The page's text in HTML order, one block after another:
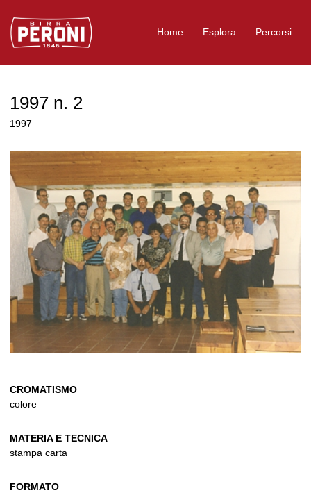
Logo Birra Peroni
Home Esplora Percorsi
1997 n. 2
1997
CROMATISMO
colore
MATERIA E TECNICA
stampa carta
FORMATO